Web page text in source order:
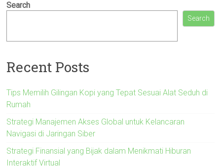
Search
Search
Recent Posts
Tips Memilih Gilingan Kopi yang Tepat Sesuai Alat Seduh di
Rumah
Strategi Manajemen Akses Global untuk Kelancaran
Navigasi di Jaringan Siber
Strategi Finansial yang Bijak dalam Menikmati Hiburan
Interaktif Virtual